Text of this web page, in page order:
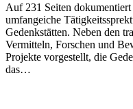
Auf 231 Seiten dokumentiert
umfangeiche
Gedenkstätten. Neben den
Vermitteln, Forschen und
Projekte vorgestellt, die
das…